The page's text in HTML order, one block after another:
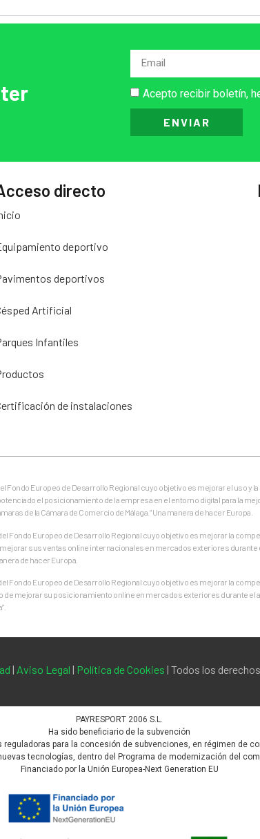
Acepto recibir boletín,
ENVIAR
directo
deportivo
deportivos
Artificial
Infantiles
de instalaciones
Fondo Europeo de Desarrollo Regional cuyo objetivo es mejorar el uso y
el posicionamiento de la empresa en el entorno digital para la
de la Cámara de Comercio de Málaga.” Una manera de hacer Europa.
Fondo Europeo de Desarrollo Regional cuyo objetivo es mejorar la
sus ventas online internacionales en mercados exteriores durante
de hacer Europa.
Fondo Europeo de Desarrollo Regional cuyo objetivo es mejorar la
de mejorar su posicionamiento online en mercados exteriores durante el
| Aviso Legal | Política de Cookies | Todos los
PAYRESPORT 2006 S.L.
Ha sido beneficiario de la subvención
para la concesión de subvenciones, en régimen de
tecnologías, dentro del Programa de modernización del
Financiado por la Unión Europea-Next Generation EU